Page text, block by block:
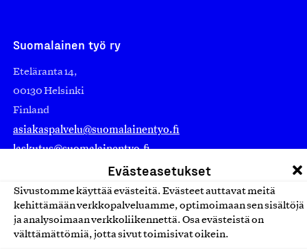
Evästeasetukset
Sivustomme käyttää evästeitä. Evästeet auttavat meitä
kehittämään verkkopalveluamme, optimoimaan sen sisältöjä
ja analysoimaan verkkoliikennettä. Osa evästeistä on
välttämättömiä, jotta sivut toimisivat oikein.
Suomalainen työ ry
Eteläranta 14,
00130 Helsinki
Finland
asiakaspalvelu@suomalainentyo.fi
laskutus@suomalainentyo.fi
Avainlippu